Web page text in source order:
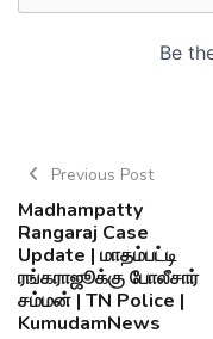
Previous Post
Madhampatty
Rangaraj Case
Update | மாதம்பட்டி
ரங்கராஜூக்கு போலீசார்
சம்மன் | TN Police |
KumudamNews